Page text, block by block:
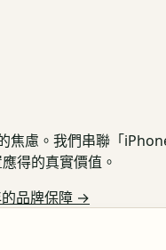
焦慮。我們串聯「
得的真實價值。
品牌保障 →